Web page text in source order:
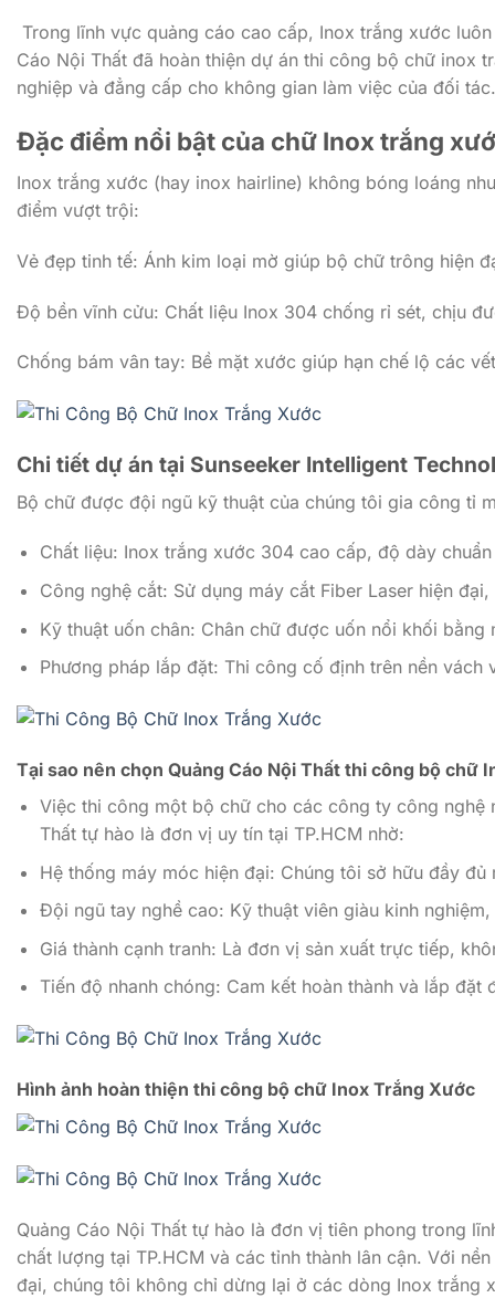
Trong lĩnh vực quảng cáo cao cấp, Inox trắng xước
Cáo Nội Thất đã hoàn thiện dự án thi công bộ chữ inox
nghiệp và đẳng cấp cho không gian làm việc của đối tác.
Đặc điểm nổi bật của chữ Inox trắng
Inox trắng xước (hay inox hairline) không bóng loáng
điểm vượt trội:
Vẻ đẹp tinh tế: Ánh kim loại mờ giúp bộ chữ trông hiện
Độ bền vĩnh cửu: Chất liệu Inox 304 chống rỉ sét, chịu
Chống bám vân tay: Bề mặt xước giúp hạn chế lộ các
Chi tiết dự án tại Sunseeker Intelligent
Bộ chữ được đội ngũ kỹ thuật của chúng tôi gia công tỉ
Chất liệu: Inox trắng xước 304 cao cấp, độ dày
Công nghệ cắt: Sử dụng máy cắt Fiber Laser hiện
Kỹ thuật uốn chân: Chân chữ được uốn nổi khối
Phương pháp lắp đặt: Thi công cố định trên nền
Tại sao nên chọn Quảng Cáo Nội Thất thi công bộ chữ
Việc thi công một bộ chữ cho các công ty công nghệ
Thất tự hào là đơn vị uy tín tại TP.HCM nhờ:
Hệ thống máy móc hiện đại: Chúng tôi sở hữu đầy
Đội ngũ tay nghề cao: Kỹ thuật viên giàu kinh
Giá thành cạnh tranh: Là đơn vị sản xuất trực tiếp,
Tiến độ nhanh chóng: Cam kết hoàn thành và lắp đặt
Hình ảnh hoàn thiện thi công bộ chữ Inox Trắng Xước
Quảng Cáo Nội Thất tự hào là đơn vị tiên phong trong
chất lượng tại TP.HCM và các tỉnh thành lân cận. Với
đại, chúng tôi không chỉ dừng lại ở các dòng Inox trắng